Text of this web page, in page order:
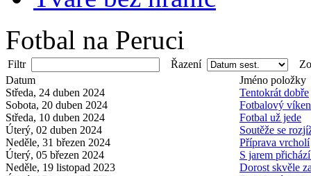
Fotbal na Peruci
Filtr Řazení
Datum
Jméno položky
Středa, 24 duben 2024
Tentokrát dobře
Sobota, 20 duben 2024
Fotbalový
Středa, 10 duben 2024
Fotbal už jede
Úterý, 02 duben 2024
Soutěže se
Neděle, 31 březen 2024
Příprava vrcholí
Úterý, 05 březen 2024
S jarem
Neděle, 19 listopad 2023
Dorost skvěle